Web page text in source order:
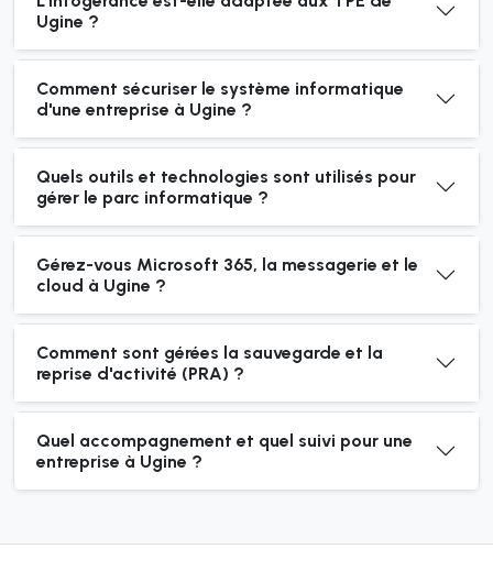
Ugine ?
Comment sécuriser le système informatique
d'une entreprise à Ugine ?
Quels outils et technologies sont utilisés pour
gérer le parc informatique ?
Gérez-vous Microsoft 365, la messagerie et le
cloud à Ugine ?
Comment sont gérées la sauvegarde et la
reprise d'activité (PRA) ?
Quel accompagnement et quel suivi pour une
entreprise à Ugine ?